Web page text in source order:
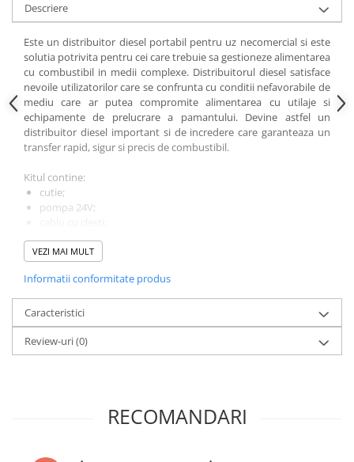
Descriere
Este un distribuitor diesel portabil pentru uz necomercial si este
solutia potrivita pentru cei care trebuie sa gestioneze alimentarea
cu combustibil in medii complexe. Distribuitorul diesel satisface
nevoile utilizatorilor care se confrunta cu conditii nefavorabile de
mediu care ar putea compromite alimentarea cu utilaje si
echipamente de prelucrare a pamantului. Devine astfel un
distribuitor diesel important si de incredere care garanteaza un
transfer rapid, sigur si precis de combustibil.
Kitul contine:
cutie;
pompa 24V;
furtun de aspiratie ø3/4'', 2 metri;
furtun de livrare ø5/8'', 4 metri;
duza manuala pentru transfer combustibil.
Specificatii:
debit de pana la 43 l/min;
ciclu de functionare continuu 30 minute.
VEZI MAI MULT
Informatii conformitate produs
Caracteristici
Review-uri(0)
RECOMANDARI